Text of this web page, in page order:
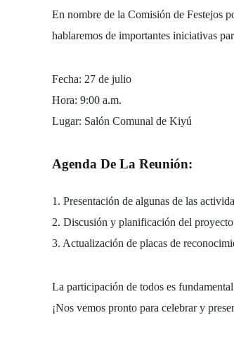
En nombre de la Comisión de Festejos
hablaremos de importantes iniciativas
Fecha: 27 de julio
Hora: 9:00 a.m.
Lugar: Salón Comunal de Kiyú
Agenda De La Reunión:
1. Presentación de algunas de las
2. Discusión y planificación del
3. Actualización de placas de
La participación de todos es
¡Nos vemos pronto para celebrar y